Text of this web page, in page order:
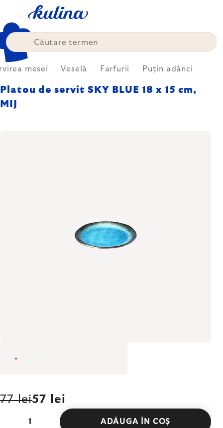
conținut
mesei Veselă Farfurii Puțin adânci
Platou de servit SKY BLUE 18 x 15 cm,
MIJ
77 lei57 lei
ADĂUGA ÎN COŞ